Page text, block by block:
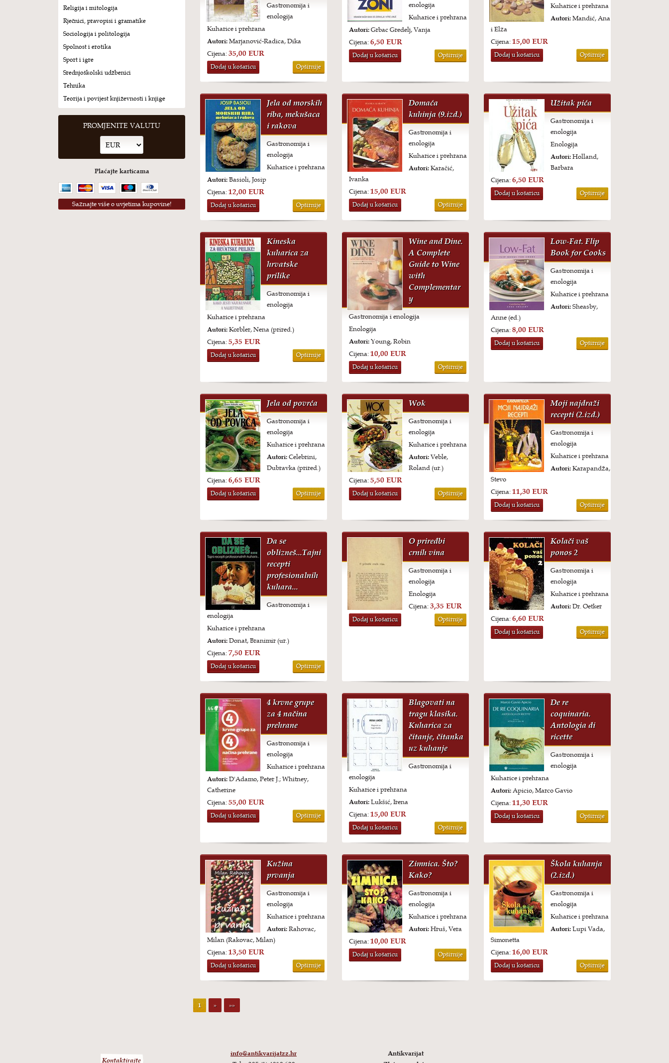
Gastronomija i
enologija
Kuharice i prehrana
Autori:Marjanović-Radica, Dika
Cijena:35,00 EUR
Dodaj u košaricu Opširnije
enologija
Kuharice i prehrana
Autori:Grbac Gredelj, Vanja
Cijena:6,50 EUR
Dodaj u košaricu Opširnije
Kuharice i prehrana
Autori:Mandić, Ana
i Elza
Cijena:15,00 EUR
Dodaj u košaricu Opširnije
Jela od morskih
riba, mekušaca
i rakova
Gastronomija i
enologija
Kuharice i prehrana
Autori:Basioli, Josip
Cijena:12,00 EUR
Dodaj u košaricu Opširnije
Domaća
kuhinja (9.izd.)
Gastronomija i
enologija
Kuharice i prehrana
Autori:Karačić,
Ivanka
Cijena:15,00 EUR
Dodaj u košaricu Opširnije
Užitak pića
Gastronomija i
enologija
Enologija
Autori:Holland,
Barbara
Cijena:6,50 EUR
Dodaj u košaricu Opširnije
Kineska
kuharica za
hrvatske
prilike
Gastronomija i
enologija
Kuharice i prehrana
Autori:Korbler, Nena (prired.)
Cijena:5,35 EUR
Dodaj u košaricu Opširnije
Wine and Dine.
A Complete
Guide to Wine
with
Complementar
y
Gastronomija i enologija
Enologija
Autori:Young, Robin
Cijena:10,00 EUR
Dodaj u košaricu Opširnije
Low-Fat. Flip
Book for Cooks
Gastronomija i
enologija
Kuharice i prehrana
Autori:Sheasby,
Anne (ed.)
Cijena:8,00 EUR
Dodaj u košaricu Opširnije
Jela od povrća
Gastronomija i
enologija
Kuharice i prehrana
Autori:Celebrini,
Dubravka (prired.)
Cijena:6,65 EUR
Dodaj u košaricu Opširnije
Wok
Gastronomija i
enologija
Kuharice i prehrana
Autori:Veble,
Roland (ur.)
Cijena:5,50 EUR
Dodaj u košaricu Opširnije
Moji najdraži
recepti (2.izd.)
Gastronomija i
enologija
Kuharice i prehrana
Autori:Karapandža,
Stevo
Cijena:11,30 EUR
Dodaj u košaricu Opširnije
Da se
oblizneš...Tajni
recepti
profesionalnih
kuhara...
Gastronomija i
enologija
Kuharice i prehrana
Autori:Donat, Branimir (ur.)
Cijena:7,50 EUR
Dodaj u košaricu Opširnije
O priredbi
crnih vina
Gastronomija i
enologija
Enologija
Cijena:3,35 EUR
Dodaj u košaricu Opširnije
Kolači vaš
ponos 2
Gastronomija i
enologija
Kuharice i prehrana
Autori:Dr. Oetker
Cijena:6,60 EUR
Dodaj u košaricu Opširnije
4 krvne grupe
za 4 načina
prehrane
Gastronomija i
enologija
Kuharice i prehrana
Autori:D'Adamo, Peter J.; Whitney,
Catherine
Cijena:55,00 EUR
Dodaj u košaricu Opširnije
Blagovati na
tragu klasika.
Kuharica za
čitanje, čitanka
uz kuhanje
Gastronomija i
enologija
Kuharice i prehrana
Autori:Lukšić, Irena
Cijena:15,00 EUR
Dodaj u košaricu Opširnije
De re
coquinaria.
Antologia di
ricette
Gastronomija i
enologija
Kuharice i prehrana
Autori:Apicio, Marco Gavio
Cijena:11,30 EUR
Dodaj u košaricu Opširnije
Kužina
prvanja
Gastronomija i
enologija
Kuharice i prehrana
Autori:Rahovac,
Milan (Rakovac, Milan)
Cijena:13,50 EUR
Dodaj u košaricu Opširnije
Zimnica. Što?
Kako?
Gastronomija i
enologija
Kuharice i prehrana
Autori:Hruš, Vera
Cijena:10,00 EUR
Dodaj u košaricu Opširnije
Škola kuhanja
(2.izd.)
Gastronomija i
enologija
Kuharice i prehrana
Autori:Lupi Vada,
Simonetta
Cijena:16,00 EUR
Dodaj u košaricu Opširnije
1 » »»
Religija i mitologija
Rječnici, pravopisi i gramatike
Sociologija i politologija
Spolnost i erotika
Sport i igre
Srednjoškolski udžbenici
Tehnika
Teorija i povijest književnosti i knjige
PROMJENITE VALUTU
Plaćajte karticama
Saznajte više o uvjetima kupovine!
Kontaktirajte
info@antikvarijatzz.hr
Antikvarijat